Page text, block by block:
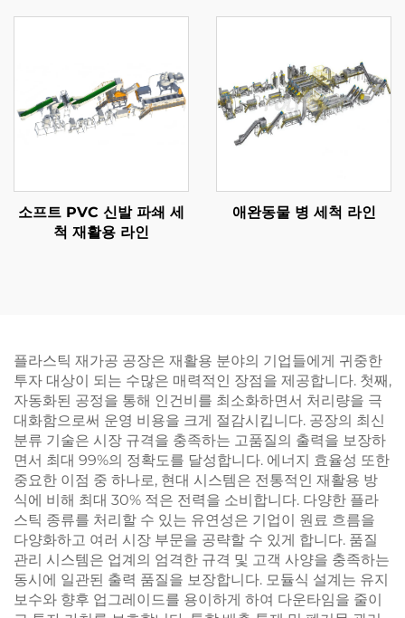
소프트 PVC 신발 파쇄 세
척 재활용 라인
애완동물 병 세척 라인
플라스틱 재가공 공장은 재활용 분야의 기업들에게 귀중한
투자 대상이 되는 수많은 매력적인 장점을 제공합니다. 첫째,
자동화된 공정을 통해 인건비를 최소화하면서 처리량을 극
대화함으로써 운영 비용을 크게 절감시킵니다. 공장의 최신
분류 기술은 시장 규격을 충족하는 고품질의 출력을 보장하
면서 최대 99%의 정확도를 달성합니다. 에너지 효율성 또한
중요한 이점 중 하나로, 현대 시스템은 전통적인 재활용 방
식에 비해 최대 30% 적은 전력을 소비합니다. 다양한 플라
스틱 종류를 처리할 수 있는 유연성은 기업이 원료 흐름을
다양화하고 여러 시장 부문을 공략할 수 있게 합니다. 품질
관리 시스템은 업계의 엄격한 규격 및 고객 사양을 충족하는
동시에 일관된 출력 품질을 보장합니다. 모듈식 설계는 유지
보수와 향후 업그레이드를 용이하게 하여 다운타임을 줄이